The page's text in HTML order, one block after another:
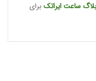
ساعتایراتک برای